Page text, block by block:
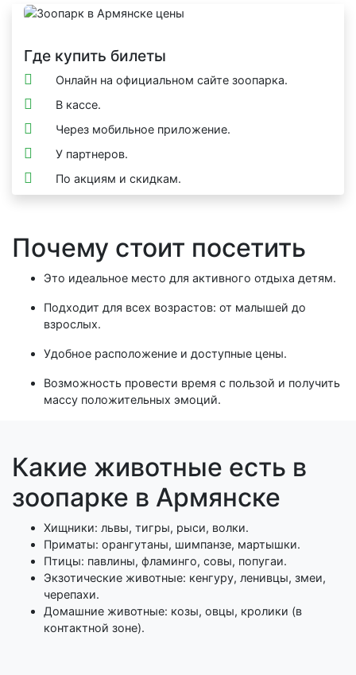
Где купить билеты
Онлайн на официальном сайте зоопарка.
В кассе.
Через мобильное приложение.
У партнеров.
По акциям и скидкам.
Почему стоит посетить
Это идеальное место для активного отдыха детям.
Подходит для всех возрастов: от малышей до
взрослых.
Удобное расположение и доступные цены.
Возможность провести время с пользой и получить
массу положительных эмоций.
Какие животные есть в
зоопарке в Армянске
Хищники: львы, тигры, рыси, волки.
Приматы: орангутаны, шимпанзе, мартышки.
Птицы: павлины, фламинго, совы, попугаи.
Экзотические животные: кенгуру, ленивцы, змеи,
черепахи.
Домашние животные: козы, овцы, кролики (в
контактной зоне).